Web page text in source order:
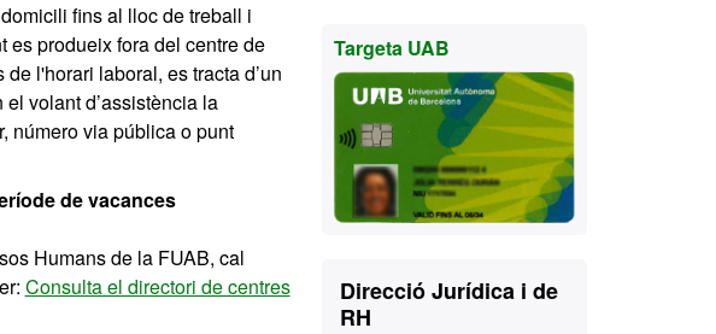
fins al lloc de treball i
es produeix fora del centre de
l'horari laboral, es tracta d’un
volant d’assistència la
número via pública o punt
de vacances
Humans de la FUAB, cal
Consulta el directori de centres
Targeta UAB
Contacte
Direcció Jurídica i de
RH